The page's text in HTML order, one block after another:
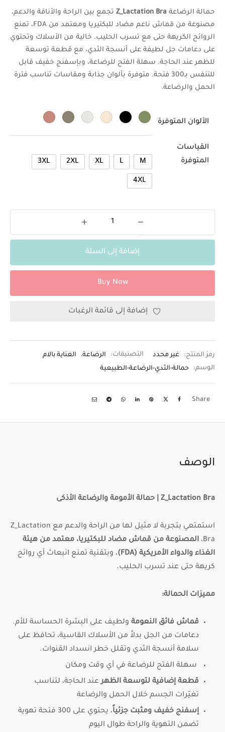
حمالة الرضاعة Z_Lactation Bra تجمع بين الراحة والأناقة والدعم،
مصنوعة من قماش ناعم مضاد للبكتيريا ومعتمد من FDA، تمنع
الروائح الكريهة حتى مع تسرب الحليب. خالية من الأسلاك وتحتوي
على دعامات جل لطيفة على أنسجة الثدي، مع قطعة توسعة
للظهر عند الحاجة. سهلة الفتح للرضاعة، وبإسفنج خفيف قابل
للتنفس بـ300 فتحة. متوفرة بألوان جذابة ومقاسات تناسب فترة
الحمل والرضاعة.
الألوان المتوفرة
القياسات
المتوفرة
M
L
XL
2XL
3XL
4XL
إضافة إلى السلة
Buy Now
إضافة إلى قائمة الرغبات
رمز المنتج: غير محدد التصنيفات: الرضاعة,
العناية بالام
الوسم:
حمالة-الثدي-الرضاعة-الطبيعية
Share
الوصف
Z_Lactation Bra | حمالة الأمومة والرضاعة الأذكى
استمتعي بتجربة لا مثيل لها من الراحة والدعم مع Z_Lactation
Bra، المصنوعة من قماش مضاد للبكتيريا، معتمد من هيئة
الغذاء والدواء الأمريكية (FDA)
، وبتقنية تمنع انبعاث أي روائح
كريهة حتى عند تسرب الحليب.
مميزات الحمالة:
قماش فائق النعومةولطيف على البشرة الحساسة للأم.
دعامات من الجل بدلاً من الأسلاك القاسية، تحافظ على
سلامة أنسجة الثدي وتقلل خطر انسداد القنوات.
سهلة الفتح للرضاعة في أي وقت ومكان
قطعة إضافية لتوسعة الظهرعند الحاجة، لتناسب
تغيّرات الجسم خلال الحمل والرضاعة
إسفنج خفيف ومثبت جزئياً
، يحتوي على 300 فتحة تهوية
تضمن التهوية والراحة طوال اليوم